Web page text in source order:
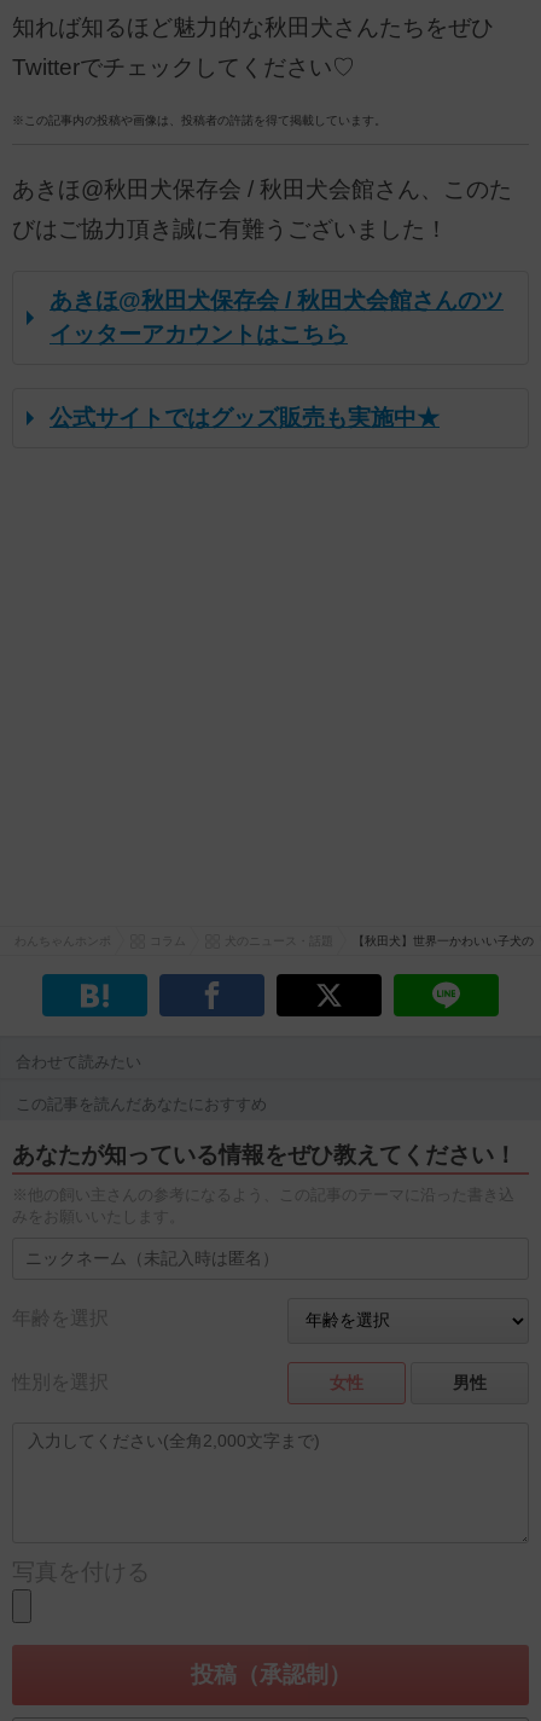
知れば知るほど魅力的な秋田犬さんたちをぜひ
Twitterでチェックしてください♡
※この記事内の投稿や画像は、投稿者の許諾を得て掲載しています。
あきほ@秋田犬保存会 / 秋田犬会館さん、このた
びはご協力頂き誠に有難うございました！
あきほ@秋田犬保存会 / 秋田犬会館さんのツ
イッターアカウントはこちら
公式サイトではグッズ販売も実施中★
【秋田犬】世界一かわいい子犬
合わせて読みたい
この記事を読んだあなたにおすすめ
あなたが知っている情報をぜひ教えてください！
※他の飼い主さんの参考になるよう、この記事のテーマに沿った書き込
みをお願いいたします。
年齢を選択
性別を選択 女性 男性
写真を付ける